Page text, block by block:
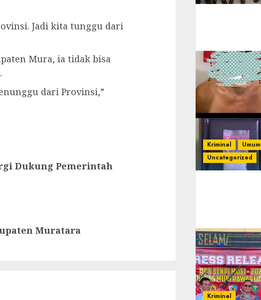
Jadi kita tunggu dari
Mura, ia tidak bisa
dari Provinsi,”
Dukung Pemerintah
Muratara
Kriminal
Umum
Uncategorized
Kriminal